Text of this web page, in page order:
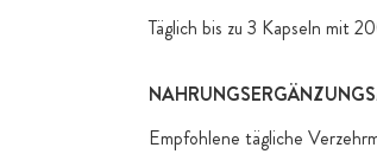
Täglich bis zu 3 Kapseln mit
Empfohlene tägliche